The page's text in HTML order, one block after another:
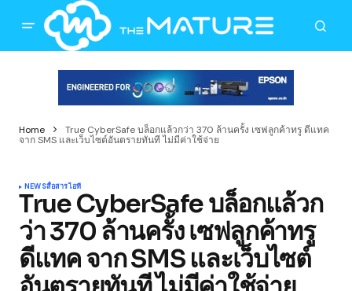
Home
True CyberSafe บล็อกแล้วกว่า 370 ล้านครั้ง เซฟลูกค้าทรู ดีแทค
จาก SMS และเว็บไซต์อันตรายทันที ไม่มีค่าใช้จ่าย
NEWSสื่อสารไอที
True CyberSafe บล็อกแล้วก
ว่า 370 ล้านครั้ง เซฟลูกค้าทรู
ดีแทค จาก SMS และเว็บไซต์